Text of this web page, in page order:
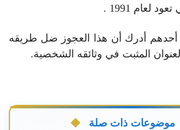
لعام 1991 .
أحدهم أدرك أن هذا العجوز ضل طريقه
المثبت في وثائقه الشخصية.
موضوعات ذات صلة